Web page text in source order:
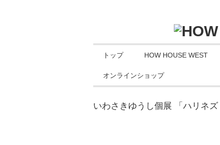
トップ HOW HOUSE WEST
オンラインショップ
いわさきゆうし個展 「ハリネズ